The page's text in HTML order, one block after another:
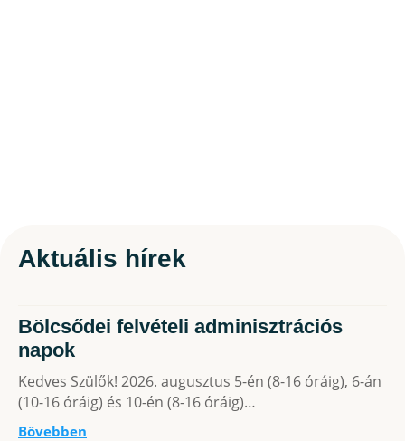
Aktuális hírek
Bölcsődei felvételi adminisztrációs
napok
Kedves Szülők! 2026. augusztus 5-én (8-16 óráig), 6-án
(10-16 óráig) és 10-én (8-16 óráig)…
Bővebben